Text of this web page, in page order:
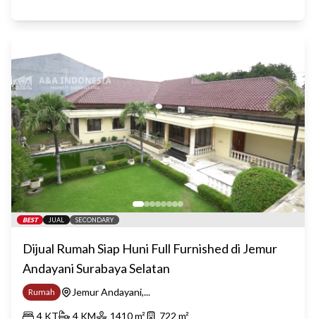
BEST JUAL SECONDARY
Dijual Rumah Siap Huni Full Furnished di Jemur
Andayani Surabaya Selatan
Rumah
Jemur Andayani,...
4 KT 4 KM 1410m² 722 m²